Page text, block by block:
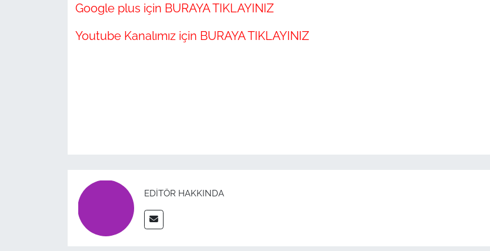
Google plus için BURAYA TIKLAYINIZ
Youtube Kanalımız için BURAYA TIKLAYINIZ
EDITÖR HAKKINDA